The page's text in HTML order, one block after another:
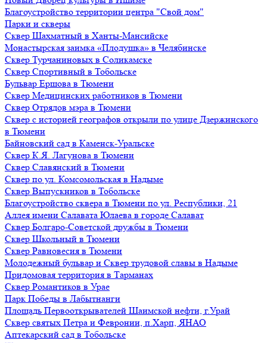
Благоустройство территории центра "Свой дом"
Парки и скверы
Сквер Шахматный в Ханты-Мансийске
Монастырская заимка «Плодушка» в Челябинске
Сквер Турчаниновых в Соликамске
Сквер Спортивный в Тобольске
Бульвар Ершова в Тюмени
Сквер Медицинских работников в Тюмени
Сквер Отрядов мэра в Тюмени
Сквер с историей географов открыли по улице Дзержинского
в Тюмени
Байновский сад в Каменск-Уральске
Сквер К.Я. Лагунова в Тюмени
Сквер Славянский в Тюмени
Сквер по ул. Комсомольская в Надыме
Сквер Выпускников в Тобольске
Благоустройство сквера в Тюмени по ул. Республики, 21
Аллея имени Салавата Юлаева в городе Салават
Сквер Болгаро-Советской дружбы в Тюмени
Сквер Школьный в Тюмени
Сквер Равновесия в Тюмени
Молодежный бульвар и Сквер трудовой славы в Надыме
Придомовая территория в Тарманах
Сквер Романтиков в Урае
Парк Победы в Лабытнанги
Площадь Первооткрывателей Шаимской нефти, г.Урай
Сквер святых Петра и Февронии, п.Харп, ЯНАО
Аптекарский сад в Тобольске